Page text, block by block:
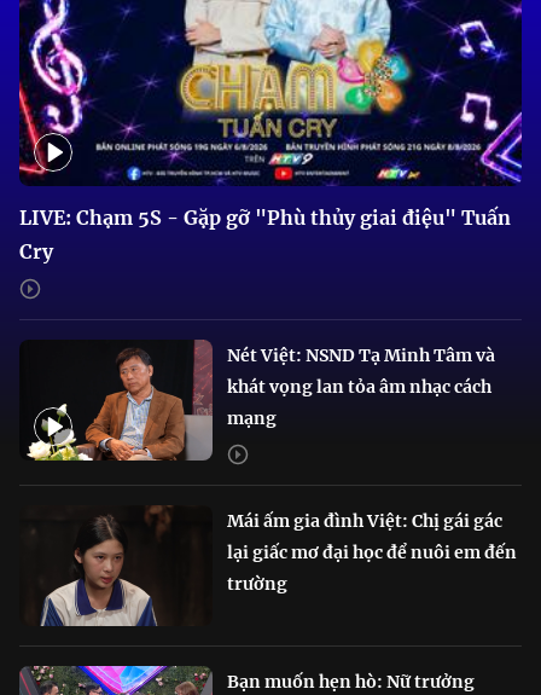
LIVE: Chạm 5S - Gặp gỡ "Phù thủy giai điệu" Tuấn
Cry
Nét Việt: NSND Tạ Minh Tâm và
khát vọng lan tỏa âm nhạc cách
mạng
Mái ấm gia đình Việt: Chị gái gác
lại giấc mơ đại học để nuôi em đến
trường
Bạn muốn hẹn hò: Nữ trưởng